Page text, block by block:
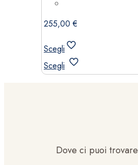
255,00€
Scegli
Scegli Questo
prodotto
possono
essere
Dove ci puoi trovare